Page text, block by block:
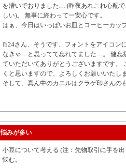
を漕いでおりました… (昨夜あれこれ心配
しい)。 無事に終わって一安心です。
はぁ、今日はいっぱいお皿とコーヒーカッ
fb24さん、そうです、フォントをアイコン
なきゃ…と思ってて忘れてました…。 健忘
ていただいてありがとうございますです。
くと思いますので、よろしくお願いいたし
そして、真ん中のカエルはクラゲ印さんの
悩みが多い
小豆について考える (注：先物取引に手を
悩む。